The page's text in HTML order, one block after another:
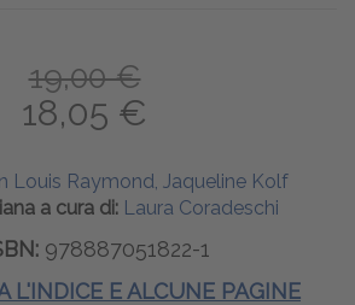
19,00 €
18,05 €
Louis Raymond, Jaqueline Kolf
a cura di: Laura Coradeschi
978887051822-1
L'INDICE E ALCUNE PAGINE